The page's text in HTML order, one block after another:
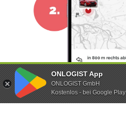
ONLOGIST App
ONLOGIST GmbH
Kostenlos - bei Google Play